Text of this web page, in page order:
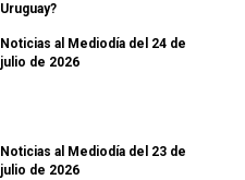
Uruguay?
Noticias al Mediodía del 24 de
julio de 2026
Noticias al Mediodía del 23 de
julio de 2026